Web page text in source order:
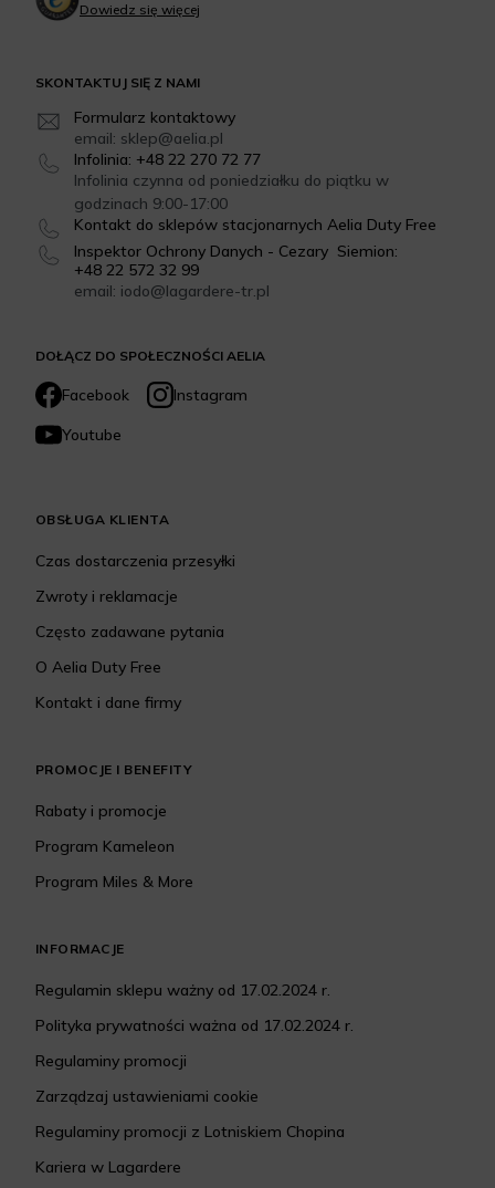
DOŁĄCZ DO SPOŁECZNOŚCI AELIA
Facebook
Instagram
Youtube
SKONTAKTUJ SIĘ Z NAMI
Formularz kontaktowy
email: sklep@aelia.pl
Infolinia: +48 22 270 72 77
Infolinia czynna od poniedziałku do piątku w
godzinach 9:00-17:00
Kontakt do sklepów stacjonarnych Aelia Duty Free
Inspektor Ochrony Danych - Cezary Siemion:
+48 22 572 32 99
email: iodo@lagardere-tr.pl
OBSŁUGA KLIENTA
Czas dostarczenia przesyłki
Zwroty i reklamacje
Często zadawane pytania
O Aelia Duty Free
Kontakt i dane firmy
PROMOCJE I BENEFITY
Rabaty i promocje
Program Kameleon
Program Miles & More
INFORMACJE
Regulamin sklepu ważny od 17.02.2024 r.
Polityka prywatności ważna od 17.02.2024 r.
Regulaminy promocji
Zarządzaj ustawieniami cookie
Regulaminy promocji z Lotniskiem Chopina
Kariera w Lagardere
Dowiedz się więcej